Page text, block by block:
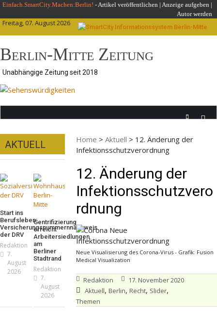
Skip
content
Einfach.SmartCity.Machen:Berlin! -Artikel veröffentlichen | Anzeige aufgeben |
Autor werden
Freitag, 07. August 2026
Berlin-Mitte Zeitung
Unabhängige Zeitung seit 2018
Home > Aktuell > 12. Änderung der
Infektionsschutzverordnung
12. Änderung der
Infektionsschutzvero
rdnung
Neue Visualisierung des Corona-Virus - Grafik: Fusion
Medical Visualization
Redaktion
17. November 2020
Aktuell, Berlin, Recht, Slider,
Themen
AKTUELL
Start ins
Berufsleben:
Versicherungsnummernnachweis
der DRV
Redaktion
7.
August
2026
Gentrifizierung
erreicht
Arbeitersiedlungen
am
Berliner
Stadtrand
Redaktion
7.
August
2026